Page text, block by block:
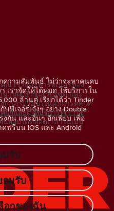
ความสัมพันธ์ ไม่ว่าจะหาคนคบ
เราจัดให้ได้หมด ให้บริการใน
ล้านคู่ เรียกได้ว่า Tinder
ฟีเจอร์เจ๋งๆ อย่าง Double
งกัน และอื่นๆ อีกเพียบ เพื่อ
ฟรีบน iOS และ Android
ณ เราและพาร์ทเนอร์ของ
นวนผู้เข้าชมเว็บไซต์ และ
นำมาปรับปรุงแผนการตลาด
กกี้และผู้ให้บริการที่เราใช้
ยอมได้ตลอดเวลาในเมนู
รับ
มรับ
อกของฉัน